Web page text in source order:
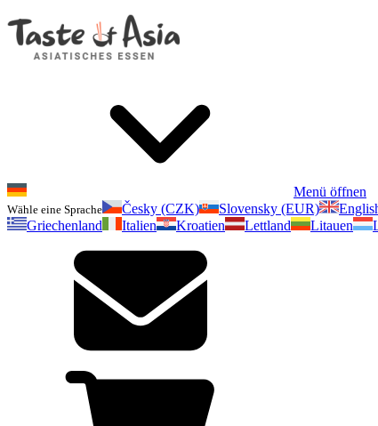
Menü öffnen
Wähle eine Sprache Česky (CZK) Slovensky (EUR)
Griechenland
Italien Kroatien Lettland Litauen